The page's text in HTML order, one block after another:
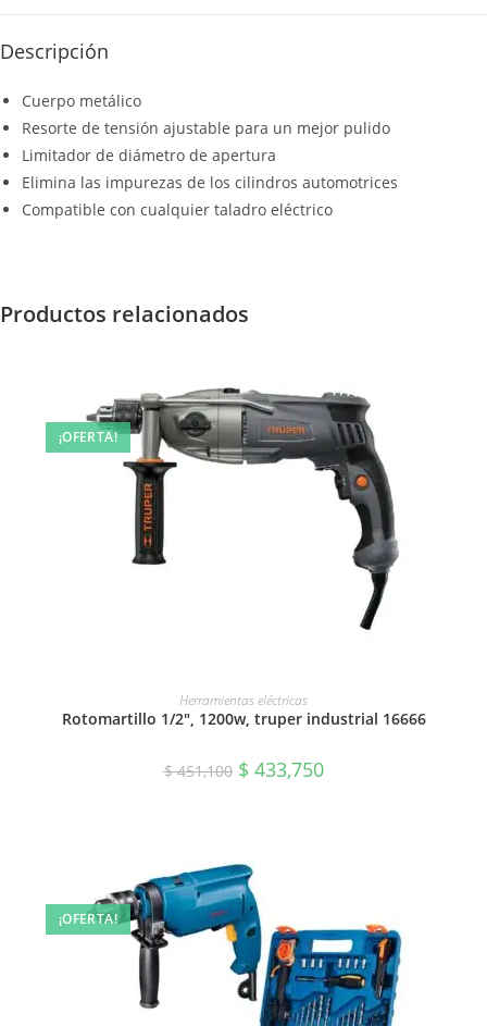
Descripción
Cuerpo metálico
Resorte de tensión ajustable para un mejor pulido
Limitador de diámetro de apertura
Elimina las impurezas de los cilindros automotrices
Compatible con cualquier taladro eléctrico
Productos relacionados
¡OFERTA!
AÑADIR AL CARRITO
Herramientas eléctricas
Rotomartillo 1/2″, 1200w, truper industrial 16666
$451,100 $ 433,750
¡OFERTA!